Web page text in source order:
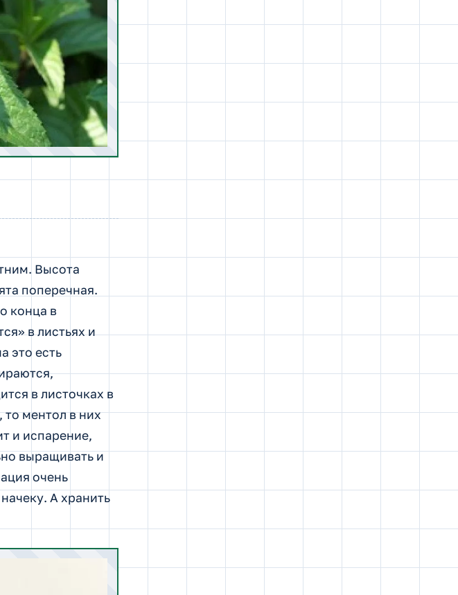
Высота
поперечная.
конца в
в листьях и
это есть
в листочках в
ментол в них
и испарение,
выращивать и
очень
А хранить